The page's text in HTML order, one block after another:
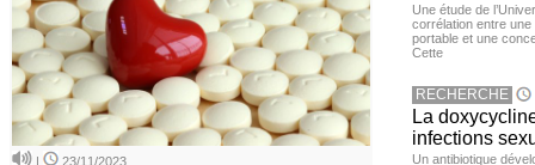
| 23/11/2023
Une étude de
corrélation entre une
portable et une
Cette
RECHERCHE
La
infections
Un antibiotique